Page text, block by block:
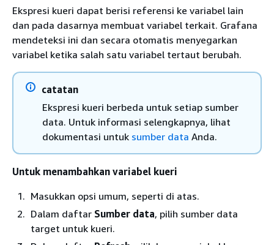
Ekspresi kueri dapat berisi referensi ke variabel lain
dan pada dasarnya membuat variabel terkait. Grafana
mendeteksi ini dan secara otomatis menyegarkan
variabel ketika salah satu variabel tertaut berubah.
catatan
Ekspresi kueri berbeda untuk setiap sumber
data. Untuk informasi selengkapnya, lihat
dokumentasi untuk sumber data Anda.
Untuk menambahkan variabel kueri
Masukkan opsi umum, seperti di atas.
Dalam daftar Sumber data, pilih sumber data
target untuk kueri.